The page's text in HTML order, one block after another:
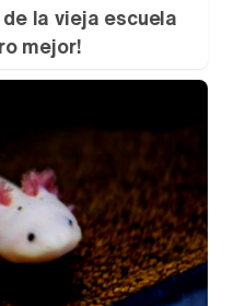
de la vieja escuela
mejor!